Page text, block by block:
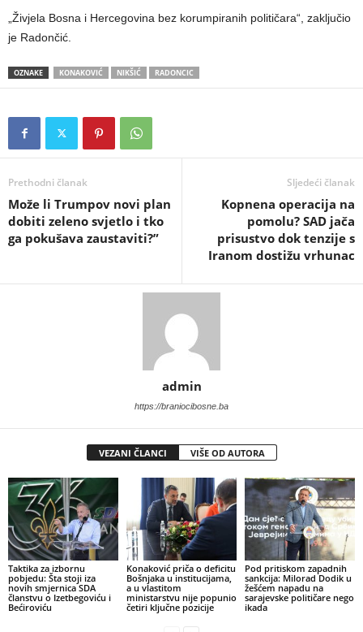
„Živjela Bosna i Hercegovina bez korumpiranih političara“, zaključio
je Radončić.
OZNAKE KONAKOVIĆ NIKŠIĆ RADONCIC
Prethodni članak
Može li Trumpov novi plan
dobiti zeleno svjetlo i tko
ga pokušava zaustaviti?”
Sljedeći članak
Kopnena operacija na
pomolu? SAD jača
prisustvo dok tenzije s
Iranom dostižu vrhunac
admin
https://braniocibosne.ba
VEZANI ČLANCI VIŠE OD AUTORA
Taktika za izbornu
pobjedu: Šta stoji iza
novih smjernica SDA
članstvu o Izetbegoviću i
Bećiroviću
​Konaković priča o deficitu
Bošnjaka u institucijama,
a u vlastitom
ministarstvu nije popunio
četiri ključne pozicije
​Pod pritiskom zapadnih
sankcija: Milorad Dodik u
žešćem napadu na
sarajevske političare nego
ikada